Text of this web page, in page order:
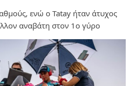
ενώ ο Tatay ήταν άτυχος
αναβάτη στον 1ο γύρο